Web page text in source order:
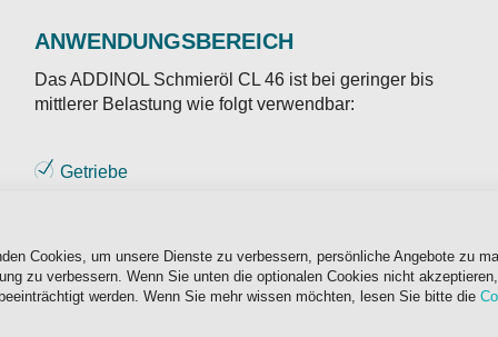
Cookies, um unsere Dienste zu verbessern, persönliche Angebote zu
zu verbessern. Wenn Sie unten die optionalen Cookies nicht
werden. Wenn Sie mehr wissen möchten, lesen Sie bitte die
ANWENDUNGSBEREICH
Das ADDINOL Schmieröl CL 46 ist bei geringer bis
mittlerer Belastung wie folgt verwendbar:
Getriebe
Umlaufsysteme